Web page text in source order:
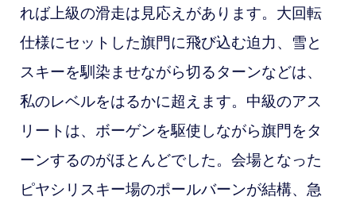
れば上級の滑走は見応えがあります。大回転
仕様にセットした旗門に飛び込む迫力、雪と
スキーを馴染ませながら切るターンなどは、
私のレベルをはるかに超えます。中級のアス
リートは、ボーゲンを駆使しながら旗門をタ
ーンするのがほとんどでした。会場となった
ピヤシリスキー場のポールバーンが結構、急